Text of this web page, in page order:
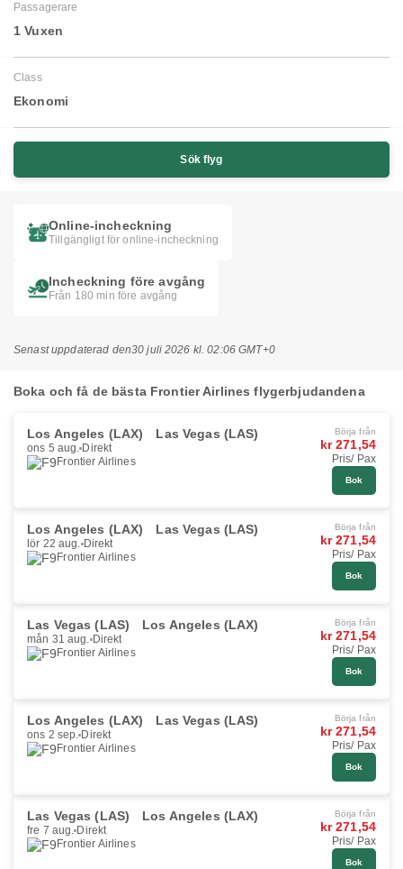
Passagerare
1 Vuxen
Class
Ekonomi
Sök flyg
Online-incheckning
Tillgängligt för online-incheckning
Incheckning före avgång
Från 180 min före avgång
Senast uppdaterad den30 juli 2026 kl. 02:06 GMT+0
Boka och få de bästa Frontier Airlines flygerbjudandena
Los Angeles (LAX) Las Vegas (LAS)
ons 5 aug. Direkt
Frontier Airlines
Börja från
kr 271,54
Pris/ Pax
Bok
Los Angeles (LAX) Las Vegas (LAS)
lör 22 aug. Direkt
Frontier Airlines
Börja från
kr 271,54
Pris/ Pax
Bok
Las Vegas (LAS) Los Angeles (LAX)
mån 31 aug. Direkt
Frontier Airlines
Börja från
kr 271,54
Pris/ Pax
Bok
Los Angeles (LAX) Las Vegas (LAS)
ons 2 sep. Direkt
Frontier Airlines
Börja från
kr 271,54
Pris/ Pax
Bok
Las Vegas (LAS) Los Angeles (LAX)
fre 7 aug. Direkt
Frontier Airlines
Börja från
kr 271,54
Pris/ Pax
Bok